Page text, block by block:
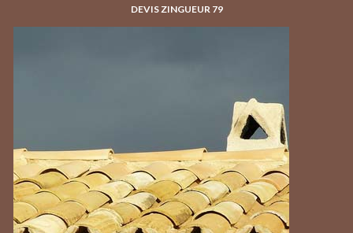
DEVIS ZINGUEUR 79